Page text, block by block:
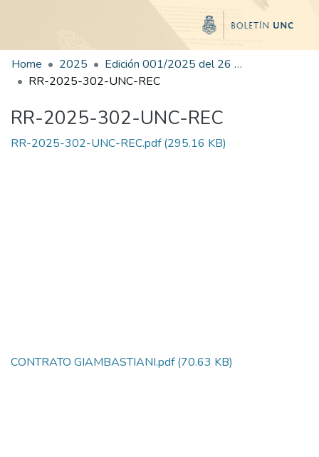
Home 2025
Edición 001/2025 del 26 de mayo de 2025
RR-2025-302-UNC-REC
RR-2025-302-UNC-REC
RR-2025-302-UNC-REC.pdf(295.16 KB)
CONTRATO GIAMBASTIANI.pdf(70.63 KB)